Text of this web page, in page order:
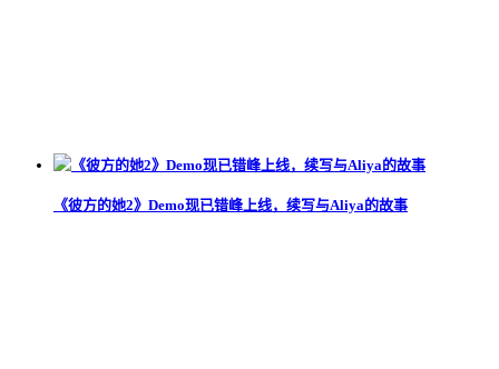
《彼方的她2》Demo现已错峰上线，续写与Aliya的故事